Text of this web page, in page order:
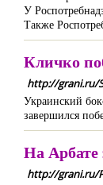
У
Также
Кличко
http://grani.ru/
Украинский
завершился
На
http://grani.ru/